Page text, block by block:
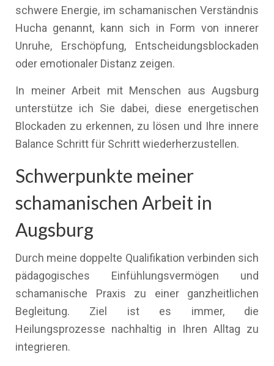
schwere Energie, im schamanischen Verständnis
Hucha genannt, kann sich in Form von innerer
Unruhe, Erschöpfung, Entscheidungsblockaden
oder emotionaler Distanz zeigen.
In meiner Arbeit mit Menschen aus Augsburg
unterstütze ich Sie dabei, diese energetischen
Blockaden zu erkennen, zu lösen und Ihre innere
Balance Schritt für Schritt wiederherzustellen.
Schwerpunkte meiner
schamanischen Arbeit in
Augsburg
Durch meine doppelte Qualifikation verbinden sich
pädagogisches Einfühlungsvermögen und
schamanische Praxis zu einer ganzheitlichen
Begleitung. Ziel ist es immer, die
Heilungsprozesse nachhaltig in Ihren Alltag zu
integrieren.